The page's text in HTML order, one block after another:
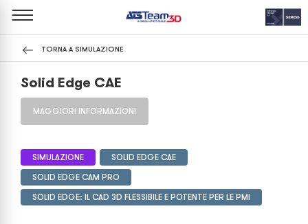
TORNA A SIMULAZIONE
Solid Edge CAE
MAGGIORI INFORMAZIONI
SIMULAZIONE
SOLID EDGE CAE
SOLID EDGE CAM PRO
SOLID EDGE: IL CAD 3D FLESSIBILE E POTENTE PER LE PMI